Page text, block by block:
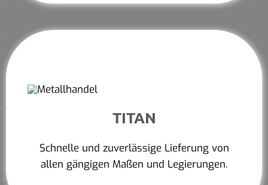
TITAN
Schnelle und zuverlässige Lieferung von
allen gängigen Maßen und Legierungen.